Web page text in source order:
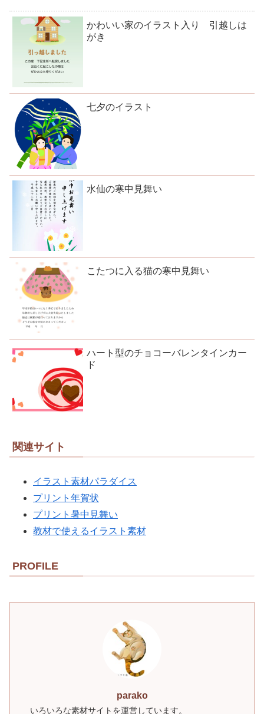
かわいい家のイラスト入り 引越しは
がき
七夕のイラスト
水仙の寒中見舞い
こたつに入る猫の寒中見舞い
ハート型のチョコーバレンタインカー
ド
関連サイト
イラスト素材パラダイス
プリント年賀状
プリント暑中見舞い
教材で使えるイラスト素材
PROFILE
parako
いろいろな素材サイトを運営しています。